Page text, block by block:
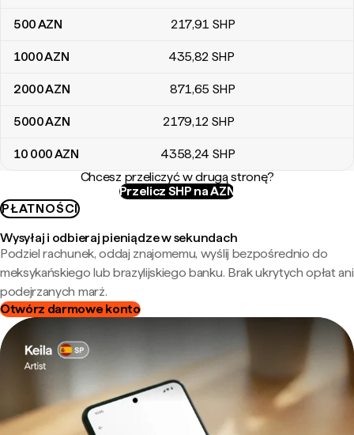
500AZN 217,91 SHP
1000AZN 435,82 SHP
2000AZN 871,65 SHP
5000AZN 2179,12 SHP
10 000AZN 4358,24 SHP
Chcesz przeliczyć w drugą stronę?
Przelicz SHP na AZN
PŁATNOŚCI
Wysyłaj i odbieraj pieniądze w sekundach
Podziel rachunek, oddaj znajomemu, wyślij bezpośrednio do
meksykańskiego lub brazylijskiego banku. Brak ukrytych opłat ani
podejrzanych marż.
Otwórz darmowe konto